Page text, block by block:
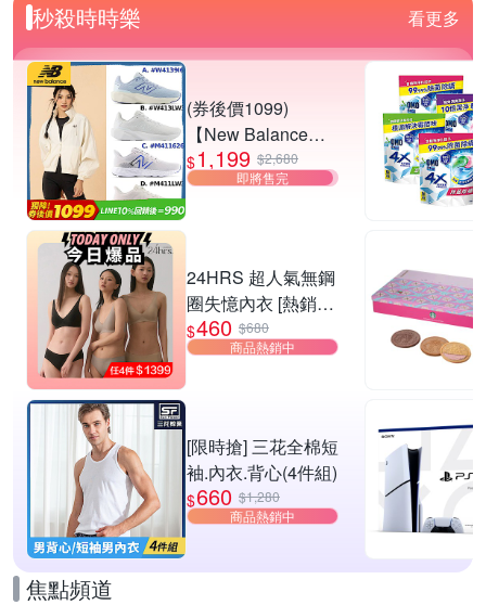
秒殺時時樂 看更多
(券後價1099)
【New Balance】
慢跑鞋_女/中性_多
款任選
W3) (網路獨家款)
$1,199 $2,680
即將售完
24HRS 超人氣無鋼
圈失憶內衣 [熱銷好
評]
$460 $680
商品熱銷中
[限時搶] 三花全棉短
袖.內衣.背心(4件組)
$660 $1,280
商品熱銷中
焦點頻道